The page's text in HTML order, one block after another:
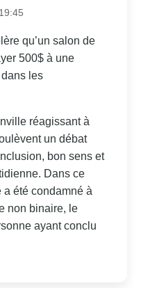
qu’un salon de
500$ à une
les
réagissant à
un débat
bon sens et
Dans ce
a été condamné à
non binaire, le
ayant conclu